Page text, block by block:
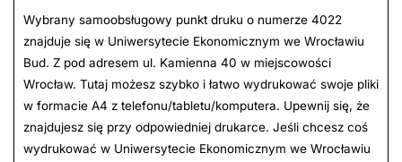
Wybrany samoobsługowy punkt druku o numerze 4022
znajduje się w Uniwersytecie Ekonomicznym we Wrocławiu
Bud. Z pod adresem ul. Kamienna 40 w miejscowości
Wrocław. Tutaj możesz szybko i łatwo wydrukować swoje pliki
w formacie A4 z telefonu/tabletu/komputera. Upewnij się, że
znajdujesz się przy odpowiedniej drukarce. Jeśli chcesz coś
wydrukować w Uniwersytecie Ekonomicznym we Wrocławiu